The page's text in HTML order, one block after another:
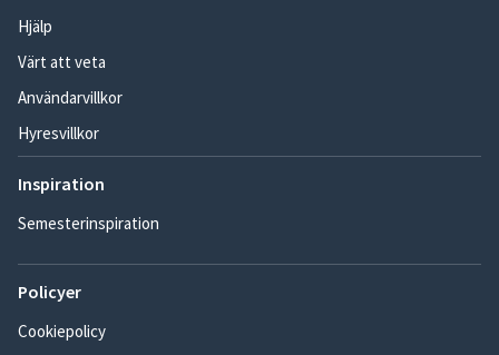
Hjälp
Värt att veta
Användarvillkor
Hyresvillkor
Inspiration
Semesterinspiration
Policyer
Cookiepolicy